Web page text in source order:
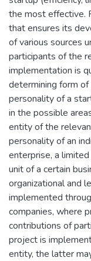
the most effective.
that ensures its
of various sources
participants of the
implementation is
determining form
personality of a
in the possible
entity of the
personality of an
enterprise, a
unit of a certain
organizational and
implemented
companies, where
contributions of
project is
entity, the latter